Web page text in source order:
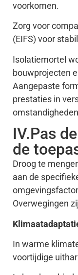
voorkomen.
Zorg voor
(EIFS) voor
Isolatiemortel
bouwprojecten
Aangepaste
prestaties in
IV.Pas
de
Droog te
aan de
Overwegingen
In warme
voortijdige